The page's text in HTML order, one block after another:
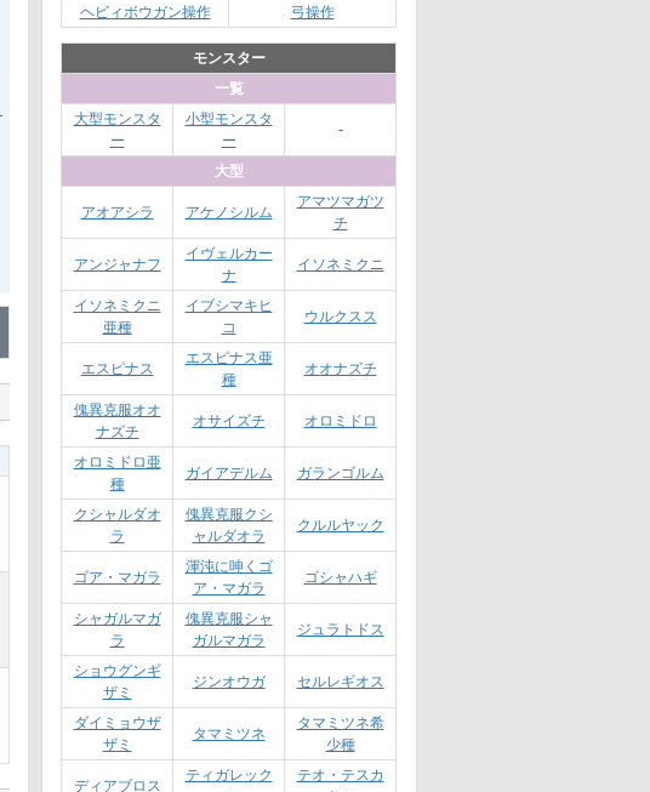
ヘビィボウガン操作
弓操作
モンスター
一覧
大型モンスタ
ー
小型モンスタ
ー
-
大型
アオアシラ アケノシルム
アマツマガツ
チ
アンジャナフ
イヴェルカー
ナ
イソネミクニ
イソネミクニ
亜種
イブシマキヒ
コ
ウルクスス
エスピナス
エスピナス亜
種
オオナズチ
傀異克服オオ
ナズチ
オサイズチ オロミドロ
オロミドロ亜
種
ガイアデルム ガランゴルム
クシャルダオ
ラ
傀異克服クシ
ャルダオラ
クルルヤック
ゴア・マガラ
渾沌に呻くゴ
ア・マガラ
ゴシャハギ
シャガルマガ
ラ
傀異克服シャ
ガルマガラ
ジュラトドス
ショウグンギ
ザミ
ジンオウガ セルレギオス
ダイミョウザ
ザミ
タマミツネ
タマミツネ希
少種
ディアブロス
ティガレック
テオ・テスカ